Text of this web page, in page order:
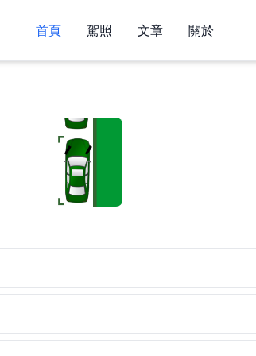
首頁 駕照 文章 關於